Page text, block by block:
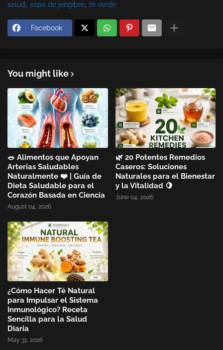
salud
sopa de jengibre té verde
Facebook
You might like
🥗 Alimentos que Apoyan
Arterias Saludables
Naturalmente ❤️ | Guía de
Dieta Saludable para el
Corazón Basada en Ciencia
August 04, 2026
🌿 20 Potentes Remedios
Caseros: Soluciones
Naturales para el Bienestar
y la Vitalidad 🍋
June 04, 2026
¿Cómo Hacer Té Natural
para Impulsar el Sistema
Inmunológico? Receta
Sencilla para la Salud
Diaria
May 31, 2026